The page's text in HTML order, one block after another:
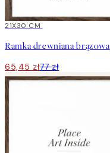
15%*
21X30 CM
Ramka drewniana brązowa
65,45 zł77 zł